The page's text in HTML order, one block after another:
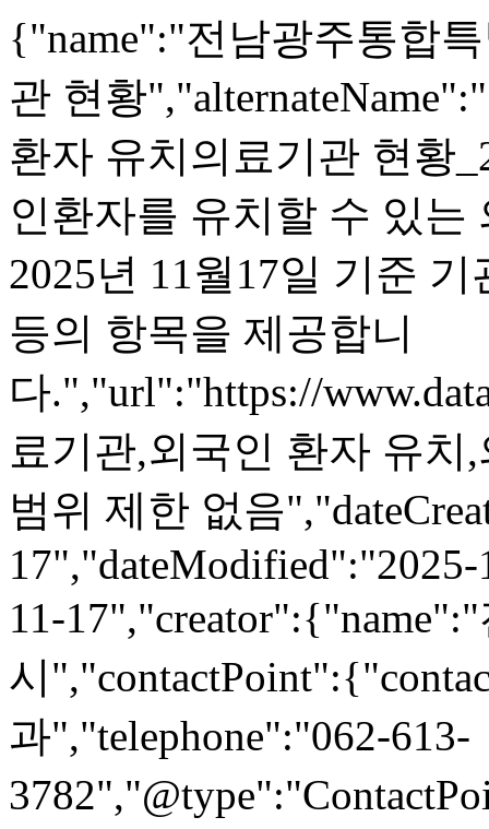
{"name":"전남광주통합
관 현황
환자 유치의료기관 현황
인환자를 유치할 수 있
2025년 11월17일 기준
등의 항목을 제공합니
다.","url":"https://
료기관,외국인 환자 유
범위 제한 없음
11-
시
과","telephone":"062-613-